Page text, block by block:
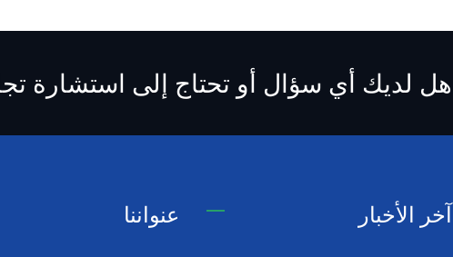
هل لديك أي سؤال أو تحتاج إلى استشارة
عنواننا آخر الأخبار